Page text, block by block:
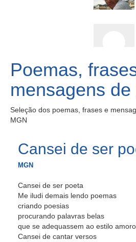
Poemas,
mensagens de
Seleção dos poemas, frases e
MGN
Cansei de ser
MGN
Cansei de ser poeta
Me iludi demais lendo poemas
criando poesias
procurando palavras belas
que se adequassem ao estilo
Cansei de cantar versos